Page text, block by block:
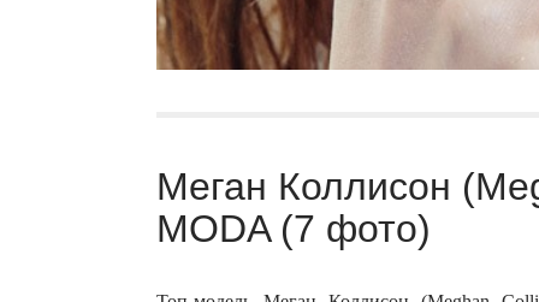
Меган Коллисон
MODA (7 фото)